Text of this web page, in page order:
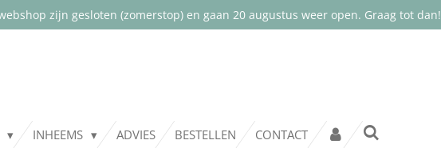
zijn gesloten (zomerstop) en gaan 20 augustus weer open. Graag tot dan!
INHEEMS ADVIES BESTELLEN CONTACT